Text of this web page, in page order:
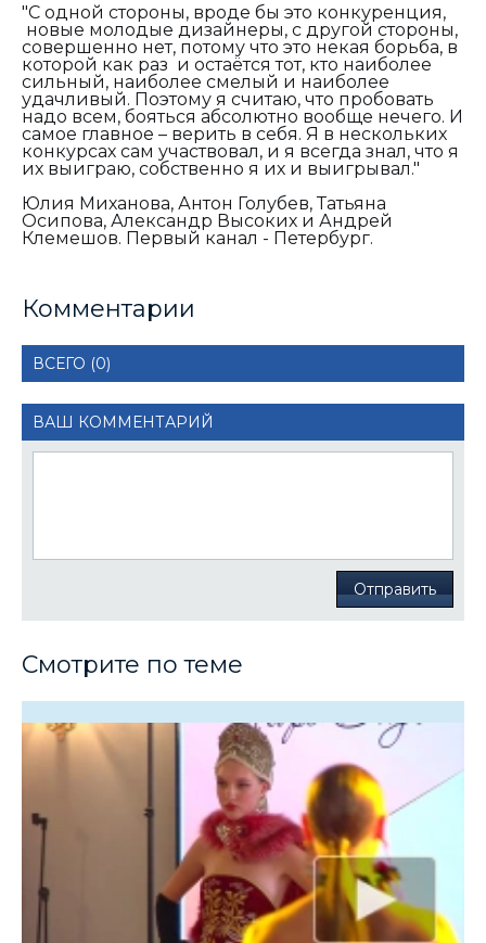
"С одной стороны, вроде бы это конкуренция,
новые молодые дизайнеры, с другой стороны,
совершенно нет, потому что это некая борьба, в
которой как раз и остаётся тот, кто наиболее
сильный, наиболее смелый и наиболее
удачливый. Поэтому я считаю, что пробовать
надо всем, бояться абсолютно вообще нечего. И
самое главное – верить в себя. Я в нескольких
конкурсах сам участвовал, и я всегда знал, что я
их выиграю, собственно я их и выигрывал."
Юлия Миханова, Антон Голубев, Татьяна
Осипова, Александр Высоких и Андрей
Клемешов. Первый канал - Петербург.
Комментарии
ВСЕГО (0)
ВАШ КОММЕНТАРИЙ
Отправить
Смотрите по теме